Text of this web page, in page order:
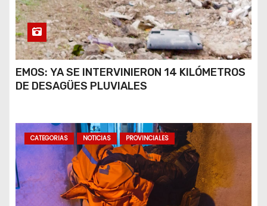
EMOS: YA SE INTERVINIERON 14 KILÓMETROS
DE DESAGÜES PLUVIALES
CATEGORIAS NOTICIAS PROVINCIALES